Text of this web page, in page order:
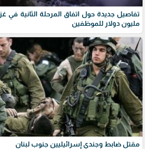
مليون دولار للموظفين
مقتل ضابط وجندي إسرائيليين جنوب لبنان